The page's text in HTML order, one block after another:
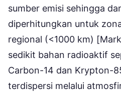
sumber emisi sehingga
diperhitungkan untuk
regional (<1000 km)
sedikit bahan radioaktif
Carbon-14 dan Krypton-
terdispersi melalui